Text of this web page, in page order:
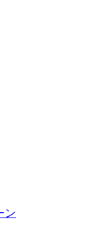
ン